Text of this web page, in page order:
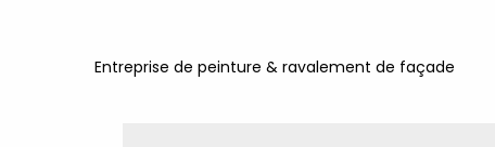
Entreprise de peinture & ravalement de façade